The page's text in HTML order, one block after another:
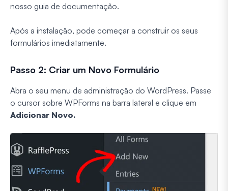
nosso guia de documentação.
Após a instalação, pode começar a construir os seus
formulários imediatamente.
Passo 2: Criar um Novo Formulário
Abra o seu menu de administração do WordPress. Passe
o cursor sobre WPForms na barra lateral e clique em
Adicionar Novo.